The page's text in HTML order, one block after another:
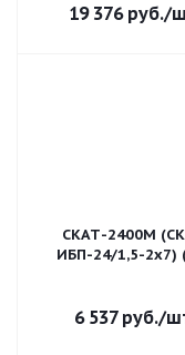
19 376руб./
СКАТ-2400М
ИБП-24/1,5-2х7)
6 537руб./